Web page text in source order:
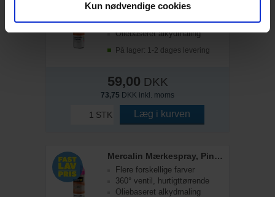
Kun nødvendige cookies
Flere forskellige farver
360° ventil, hurtigttørrende
Oliebaseret alkydmaling
På lager: 1-2 dages levering
59,00 DKK
73,75 DKK inkl. moms
STK Læg i kurven
Mercalin Mærkespray, Pink Fluor, 500 ml
Flere forskellige farver
360° ventil, hurtigttørrende
Oliebaseret alkydmaling